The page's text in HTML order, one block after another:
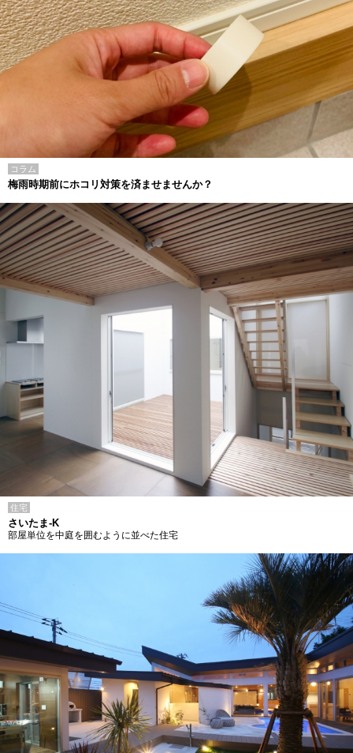
コラム
梅雨時期前にホコリ対策を済ませませんか？
住宅
さいたま-K
部屋単位を中庭を囲むように並べた住宅